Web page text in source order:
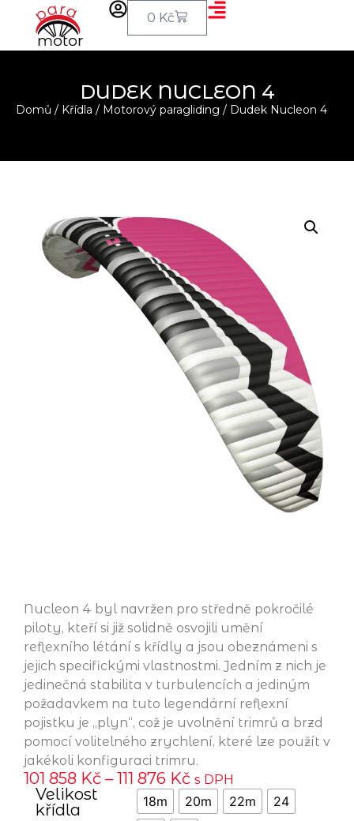
0 Kč
DUDEK NUCLEON 4
Domů / Křídla / Motorový paragliding / Dudek Nucleon 4
Nucleon 4 byl navržen pro středně pokročilé
piloty, kteří si již solidně osvojili umění
reflexního létání s křídly a jsou obeznámeni s
jejich specifickými vlastnostmi. Jedním z nich je
jedinečná stabilita v turbulencích a jediným
požadavkem na tuto legendární reflexní
pojistku je „plyn“, což je uvolnění trimrů a brzd
pomocí volitelného zrychlení, které lze použít v
jakékoli konfiguraci trimru.
101 858 Kč – 111 876 Kč s DPH
Velikost
křídla
18m 20m 22m
24